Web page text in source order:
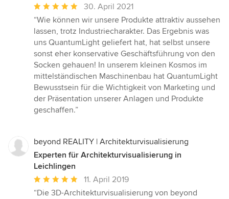
Durchschnittliche
Bewertung:
5
von
5
Sternen
30. April 2021
“Wie können wir unsere Produkte attraktiv aussehen
lassen, trotz Industriecharakter. Das Ergebnis was
uns QuantumLight geliefert hat, hat selbst unsere
sonst eher konservative Geschäftsführung von den
Socken gehauen! In unserem kleinen Kosmos im
mittelständischen Maschinenbau hat QuantumLight
Bewusstsein für die Wichtigkeit von Marketing und
der Präsentation unserer Anlagen und Produkte
geschaffen.”
beyond REALITY | Architekturvisualisierung
Experten für Architekturvisualisierung in
Leichlingen
Durchschnittliche
Bewertung:
11. April 2019
“Die 3D-Architekturvisualisierung von beyond